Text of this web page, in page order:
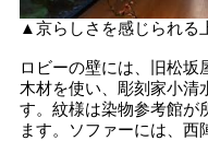
▲京らしさを感じられる
ロビーの壁には、旧松坂
木材を使い、彫刻家小清
す。紋様は染物参考館が
ます。ソファーには、西